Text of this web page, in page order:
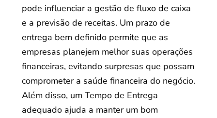
pode influenciar a gestão de fluxo de caixa
e a previsão de receitas. Um prazo de
entrega bem definido permite que as
empresas planejem melhor suas operações
financeiras, evitando surpresas que possam
comprometer a saúde financeira do negócio.
Além disso, um Tempo de Entrega
adequado ajuda a manter um bom